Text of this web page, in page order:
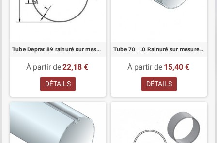
Tube Deprat 89 rainuré sur mesure pour volet roulant
À partir de22,18 €
DÉTAILS
Tube 70 1.0 Rainuré sur mesure pour store
À partir de 15,40 €
DÉTAILS